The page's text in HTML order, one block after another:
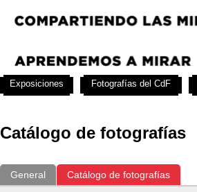
Catálogo de fotografías
General Catálogo de fotografías
Exposiciones Fotografías del CdF